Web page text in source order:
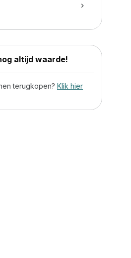
altijd waarde!
terugkopen? Klik hier